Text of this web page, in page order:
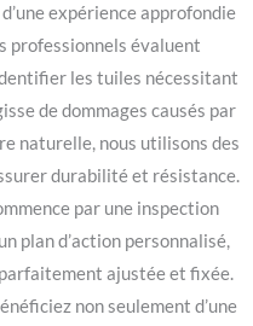
expérience approfondie
professionnels évaluent
les tuiles nécessitant
de dommages causés par
naturelle, nous utilisons des
durabilité et résistance.
par une inspection
plan d’action personnalisé,
ajustée et fixée.
non seulement d’une